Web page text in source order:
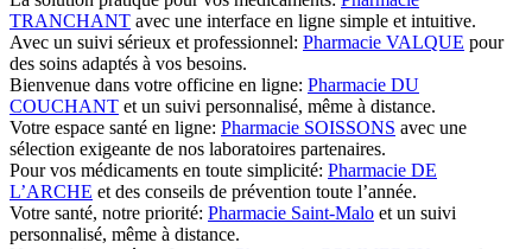
TRANCHANT avec une interface en ligne simple et intuitive.
Avec un suivi sérieux et professionnel: Pharmacie VALQUE pour
des soins adaptés à vos besoins.
Bienvenue dans votre officine en ligne: Pharmacie DU
COUCHANT et un suivi personnalisé, même à distance.
Votre espace santé en ligne: Pharmacie SOISSONS avec une
sélection exigeante de nos laboratoires partenaires.
Pour vos médicaments en toute simplicité: Pharmacie DE
L’ARCHE et des conseils de prévention toute l’année.
Votre santé, notre priorité: Pharmacie Saint-Malo et un suivi
personnalisé, même à distance.